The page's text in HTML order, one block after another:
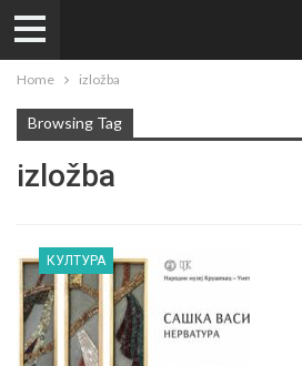
Home izložba
Browsing Tag
izložba
КУЛТУРА